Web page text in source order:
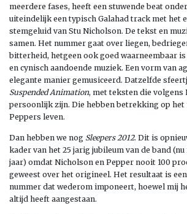
meerdere fases, heeft een stuwende beat
uiteindelijk een typisch Galahad track met het
stemgeluid van Stu Nicholson. De tekst en
samen. Het nummer gaat over liegen,
bitterheid, hetgeen ook goed waarneembaar
en cynisch aandoende muziek. Een vorm van
elegante manier gemusiceerd. Datzelfde
Suspended Animation, met teksten die volgens
persoonlijk zijn. Die hebben betrekking op het
Peppers leven.
Dan hebben we nog Sleepers 2012. Dit is
kader van het 25 jarig jubileum van de band
jaar) omdat Nicholson en Pepper nooit 100
geweest over het origineel. Het resultaat is
nummer dat wederom imponeert, hoewel mij
altijd heeft aangestaan.